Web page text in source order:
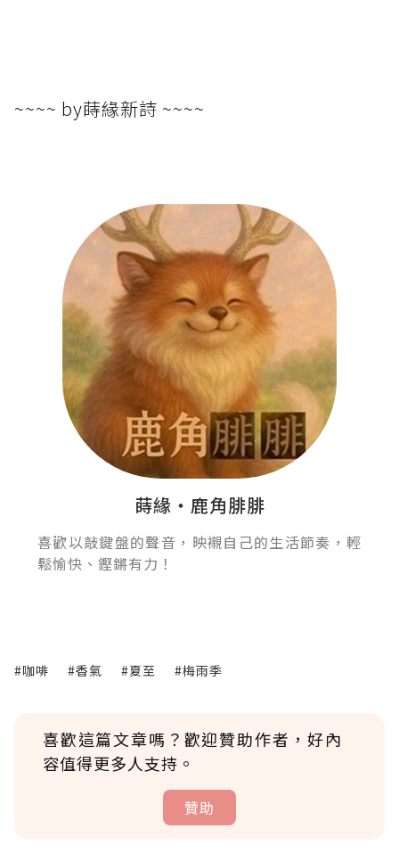
~~~~ by蒔緣新詩 ~~~~
蒔緣‧鹿角腓腓
喜歡以敲鍵盤的聲音，映襯自己的生活節奏，輕
鬆愉快、鏗鏘有力！
#咖啡 #香氣 #夏至 #梅雨季
喜歡這篇文章嗎？歡迎贊助作者，好內
容值得更多人支持。
贊助